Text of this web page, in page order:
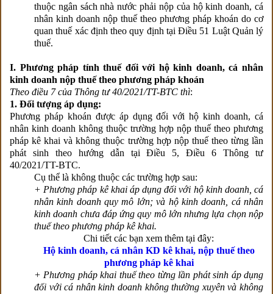
thuộc ngân sách nhà nước phải nộp của hộ kinh doanh, cá
nhân kinh doanh nộp thuế theo phương pháp khoán do cơ
quan thuế xác định theo quy định tại Điều 51 Luật Quản lý
thuế.
I. Phương pháp tính thuế đối với hộ kinh doanh, cá nhân
kinh doanh nộp thuế theo phương pháp khoán
Theo điều 7 của Thông tư 40/2021/TT-BTC thì:
1. Đối tượng áp dụng:
Phương pháp khoán được áp dụng đối với hộ kinh doanh, cá
nhân kinh doanh không thuộc trường hợp nộp thuế theo phương
pháp kê khai và không thuộc trường hợp nộp thuế theo từng lần
phát sinh theo hướng dẫn tại Điều 5, Điều 6 Thông tư
40/2021/TT-BTC.
Cụ thể là không thuộc các trường hợp sau:
+ Phương pháp kê khai áp dụng đối với hộ kinh doanh, cá
nhân kinh doanh quy mô lớn; và hộ kinh doanh, cá nhân
kinh doanh chưa đáp ứng quy mô lớn nhưng lựa chọn nộp
thuế theo phương pháp kê khai.
Chi tiết các bạn xem thêm tại đây:
Hộ kinh doanh, cá nhân KD kê khai, nộp thuế theo
phương pháp kê khai
+ Phương pháp khai thuế theo từng lần phát sinh áp dụng
đối với cá nhân kinh doanh không thường xuyên và không